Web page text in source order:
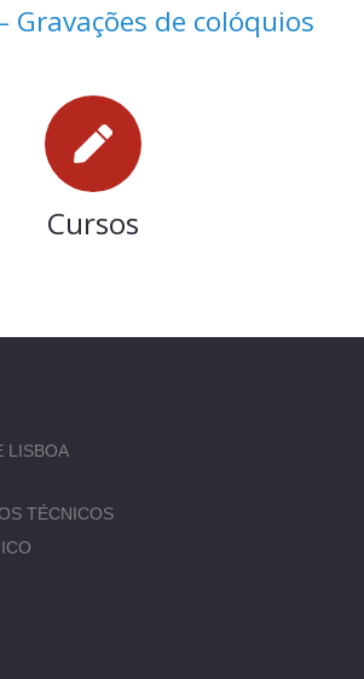
Gravações de colóquios
Cursos
LISBOA
TÉCNICOS